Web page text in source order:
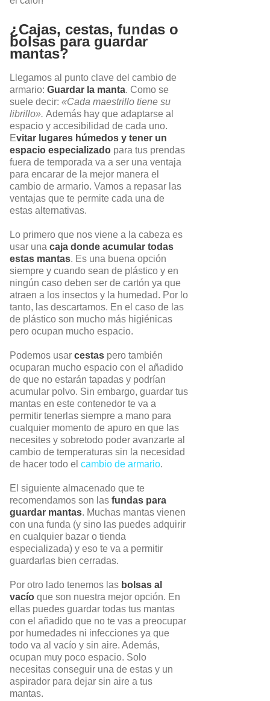
¿Cajas, cestas, fundas o
bolsas para guardar
mantas?
Llegamos al punto clave del cambio de
armario: Guardar la manta. Como se
suele decir: «Cada maestrillo tiene su
librillo». Además hay que adaptarse al
espacio y accesibilidad de cada uno.
Evitar lugares húmedos y tener un
espacio especializado para tus prendas
fuera de temporada va a ser una ventaja
para encarar de la mejor manera el
cambio de armario. Vamos a repasar las
ventajas que te permite cada una de
estas alternativas.
Lo primero que nos viene a la cabeza es
usar una caja donde acumular todas
estas mantas. Es una buena opción
siempre y cuando sean de plástico y en
ningún caso deben ser de cartón ya que
atraen a los insectos y la humedad. Por lo
tanto, las descartamos. En el caso de las
de plástico son mucho más higiénicas
pero ocupan mucho espacio.
Podemos usar cestas pero también
ocuparan mucho espacio con el añadido
de que no estarán tapadas y podrían
acumular polvo. Sin embargo, guardar tus
mantas en este contenedor te va a
permitir tenerlas siempre a mano para
cualquier momento de apuro en que las
necesites y sobretodo poder avanzarte al
cambio de temperaturas sin la necesidad
de hacer todo el cambio de armario.
El siguiente almacenado que te
recomendamos son las fundas para
guardar mantas. Muchas mantas vienen
con una funda (y sino las puedes adquirir
en cualquier bazar o tienda
especializada) y eso te va a permitir
guardarlas bien cerradas.
Por otro lado tenemos las bolsas al
vacío que son nuestra mejor opción. En
ellas puedes guardar todas tus mantas
con el añadido que no te vas a preocupar
por humedades ni infecciones ya que
todo va al vacío y sin aire. Además,
ocupan muy poco espacio. Solo
necesitas conseguir una de estas y un
aspirador para dejar sin aire a tus
mantas.